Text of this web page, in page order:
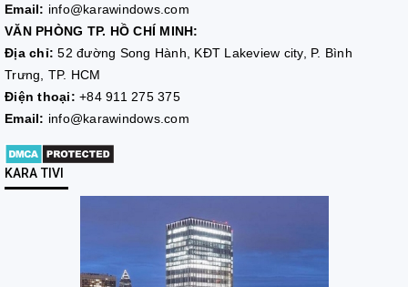
Email: info@karawindows.com
VĂN PHÒNG TP. HỒ CHÍ MINH:
Địa chỉ:52 đường Song Hành, KĐT Lakeview city, P. Bình
Trưng, TP. HCM
Điện thoại: +84 911 275 375
Email: info@karawindows.com
KARA TIVI